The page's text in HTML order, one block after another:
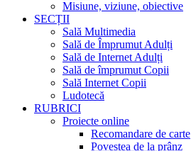
Misiune, viziune, obiective
SECȚII
Sală Multimedia
Sală de Împrumut Adulți
Sală de Internet Adulți
Sală de împrumut Copii
Sală Internet Copii
Ludotecă
RUBRICI
Proiecte online
Recomandare de carte
Povestea de la prânz